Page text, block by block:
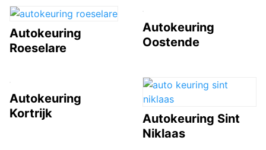
Autokeuring
Roeselare
Autokeuring
Oostende
Autokeuring
Kortrijk
Autokeuring Sint
Niklaas